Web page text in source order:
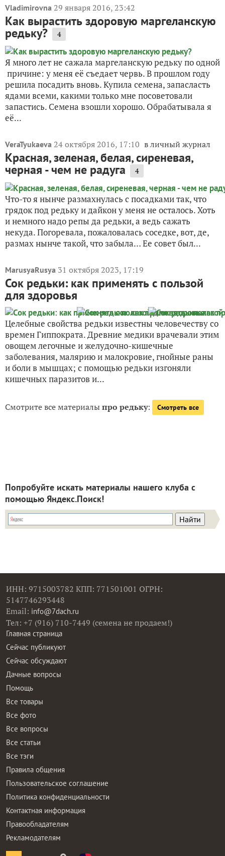
Vladimirovna 29 января 2016, 23:42
Как вырастить здоровую маргеланскую
редьку? 4
Я много лет не сажала маргеланскую редьку по одной
причине: у меня её съедает червь. В прошлом году
решила посадить вновь. Купила семена, запасласть
ядами всеми, какими только мне посоветовали
запастись. Семена взошли хорошо. Обрабатывала я
её...
VeraTyukaeva 24 октября 2016, 17:10 в личный журнал
Красная, зеленая, белая, сиреневая,
черная - чем не радуга 4
Что-то я нынче размахнулась с посадками так, что
грядок под редьку и дайкон у меня не осталось. Хоть
и немного надо репы да редьки, а ведь сажать
некуда. Погоревала, пожаловалась соседке, вот, де,
размах нынче такой, что забыла… Ее совет был...
MarusyaRusya 31 октября 2023, 17:19
Сок редьки: как применять с пользой
для здоровья
Целебные свойства редьки известны человечеству со
времен Гиппократа. Древние медики врачевали этим
овощем легочные и желудочно-кишечные
заболевания, малярию и малокровие, гнойные раны
и боли в мышцах; с помощью редьки изгоняли
кишечных паразитов и...
Смотрите все материалыпро редьку: Смотреть все
Попробуйте искать материалы нашего клуба с
помощью Яндекс.Поиск!
ИНН: 9715003782 КПП: 771501001 ОГРН:
5147746293448
Email: info@7dach.ru
Тел: +7 (916) 710-7449 (семена не продаем!)
Главная страница
Сейчас публикуют
Сейчас обсуждают
Дачные вопросы
Помощь
Все товары
Все фото
Все вопросы
Все статьи
Все тэги
Правила общения
Пользовательское соглашение
Политика конфиденциальности
Контактная информация
Правообладателям
Рекламодателям